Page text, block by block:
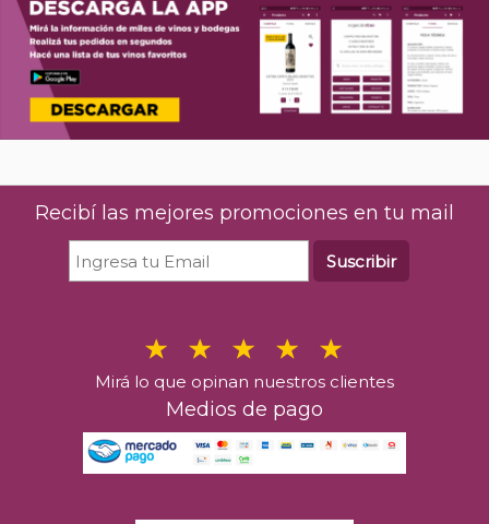
Recibí las mejores promociones en tu mail
Suscribir
Mirá lo que opinan nuestros clientes
Medios de pago